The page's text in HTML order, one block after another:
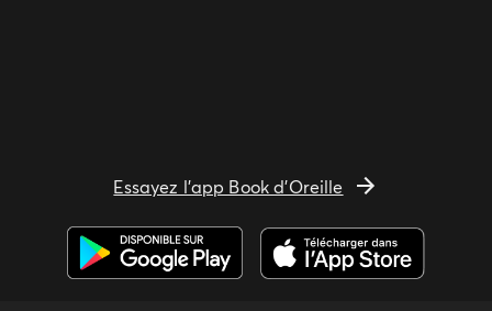
Essayez l'app Book d'Oreille